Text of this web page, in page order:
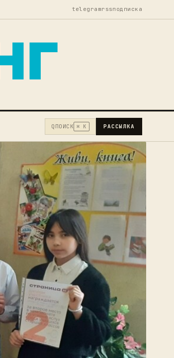
telegramrssподписка
Q ПОИСК ⌘ K РАССЫЛКА